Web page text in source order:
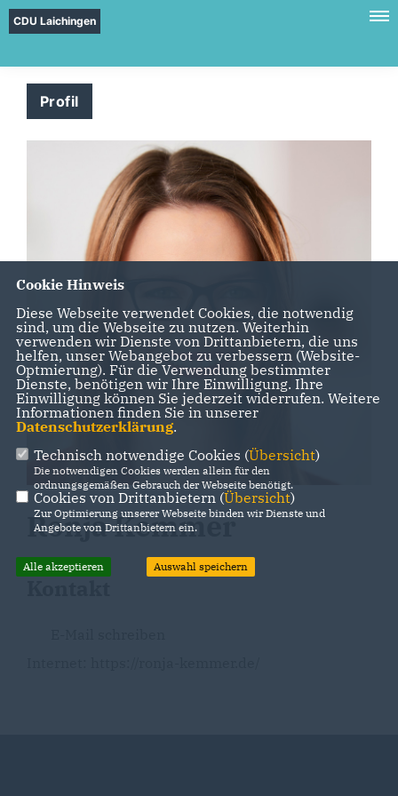
CDU Laichingen
Profil
Ronja Kemmer
Cookie Hinweis
Diese Webseite verwendet Cookies, die notwendig
sind, um die Webseite zu nutzen. Weiterhin
verwenden wir Dienste von Drittanbietern, die uns
helfen, unser Webangebot zu verbessern (Website-
Optmierung). Für die Verwendung bestimmter
Dienste, benötigen wir Ihre Einwilligung. Ihre
Einwilligung können Sie jederzeit widerrufen. Weitere
Informationen finden Sie in unserer
Datenschutzerklärung.
Technisch notwendige Cookies (Übersicht)
Die notwendigen Cookies werden allein für den
ordnungsgemäßen Gebrauch der Webseite benötigt.
Cookies von Drittanbietern (Übersicht)
Zur Optimierung unserer Webseite binden wir Dienste und
Angebote von Drittanbietern ein.
Alle akzeptieren Auswahl speichern